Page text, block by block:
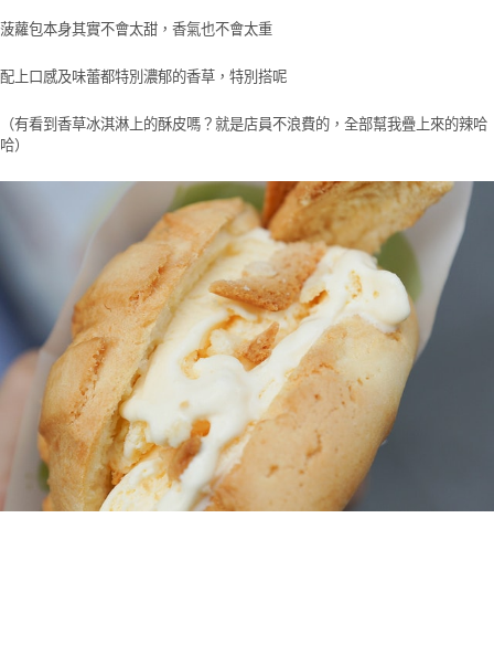
菠蘿包本身其實不會太甜，香氣也不會太重
配上口感及味蕾都特別濃郁的香草，特別搭呢
（有看到香草冰淇淋上的酥皮嗎？就是店員不浪費的，全部幫我疊上來的辣哈
哈）